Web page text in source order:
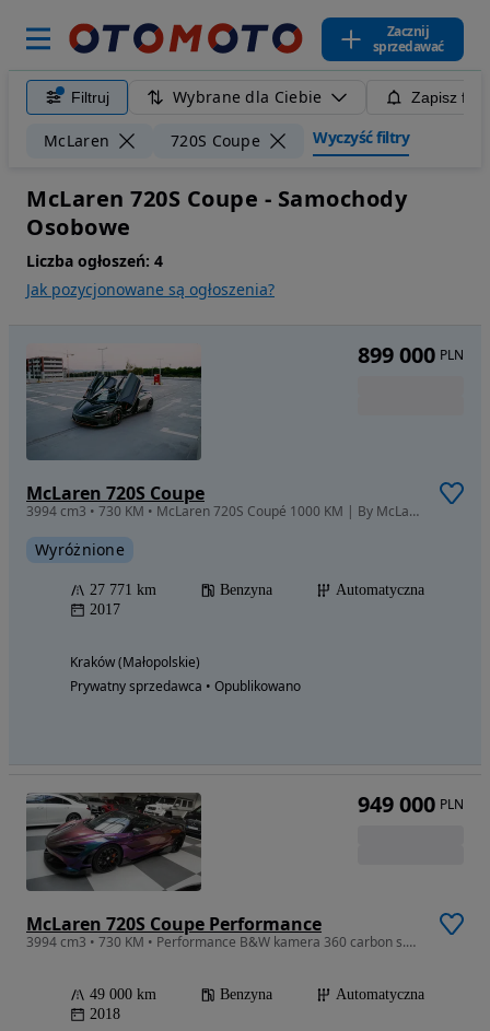
Zacznij
sprzedawać
Filtruj Wybrane dla Ciebie Zapisz
McLaren 720S Coupe Wyczyść filtry
McLaren 720S Coupe - Samochody
Osobowe
Liczba ogłoszeń: 4
Jak pozycjonowane są ogłoszenia?
McLaren 720S Coupe
3994 cm3 • 730 KM • McLaren 720S Coupé 1000 KM | By McLaren Performance | MSO Carbon |
Wyróżnione
27 771 km Benzyna
Automatyczna
2017
Kraków (Małopolskie)
Prywatny sprzedawca • Opublikowano
899 000 PLN
McLaren 720S Coupe Performance
3994 cm3 • 730 KM • Performance B&W kamera 360 carbon s.polska f.vat 23 gwarancja 04.2026
49 000 km Benzyna
Automatyczna
2018
949 000 PLN